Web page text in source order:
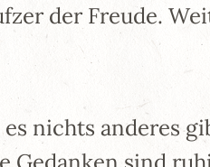
der Freude.
nichts anderes